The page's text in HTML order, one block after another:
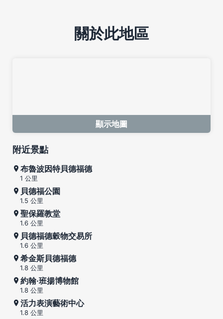
關於此地區
顯示地圖
附近景點
布魯波因特貝德福德
1 公里
貝德福公園
1.5 公里
聖保羅教堂
1.6 公里
貝德福德穀物交易所
1.6 公里
希金斯貝德福德
1.8 公里
約翰·班揚博物館
1.8 公里
活力表演藝術中心
1.8 公里